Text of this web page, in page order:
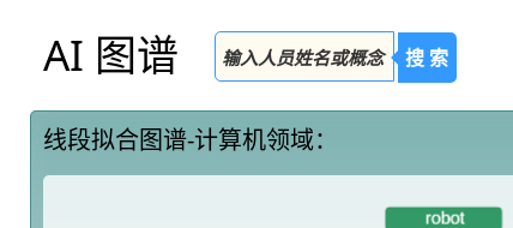
AI 图谱 搜 索
线段拟合图谱-计算机领域：